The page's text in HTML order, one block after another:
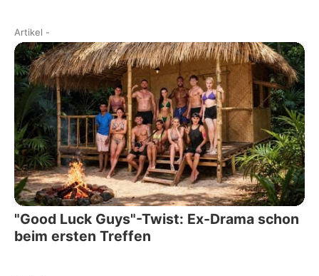
Artikel -
"Good Luck Guys"-Twist: Ex-Drama schon
beim ersten Treffen